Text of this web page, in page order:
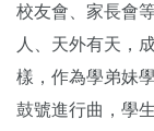
校友會、家長會
人、天外有天，
樣，作為學弟妹
鼓號進行曲，學